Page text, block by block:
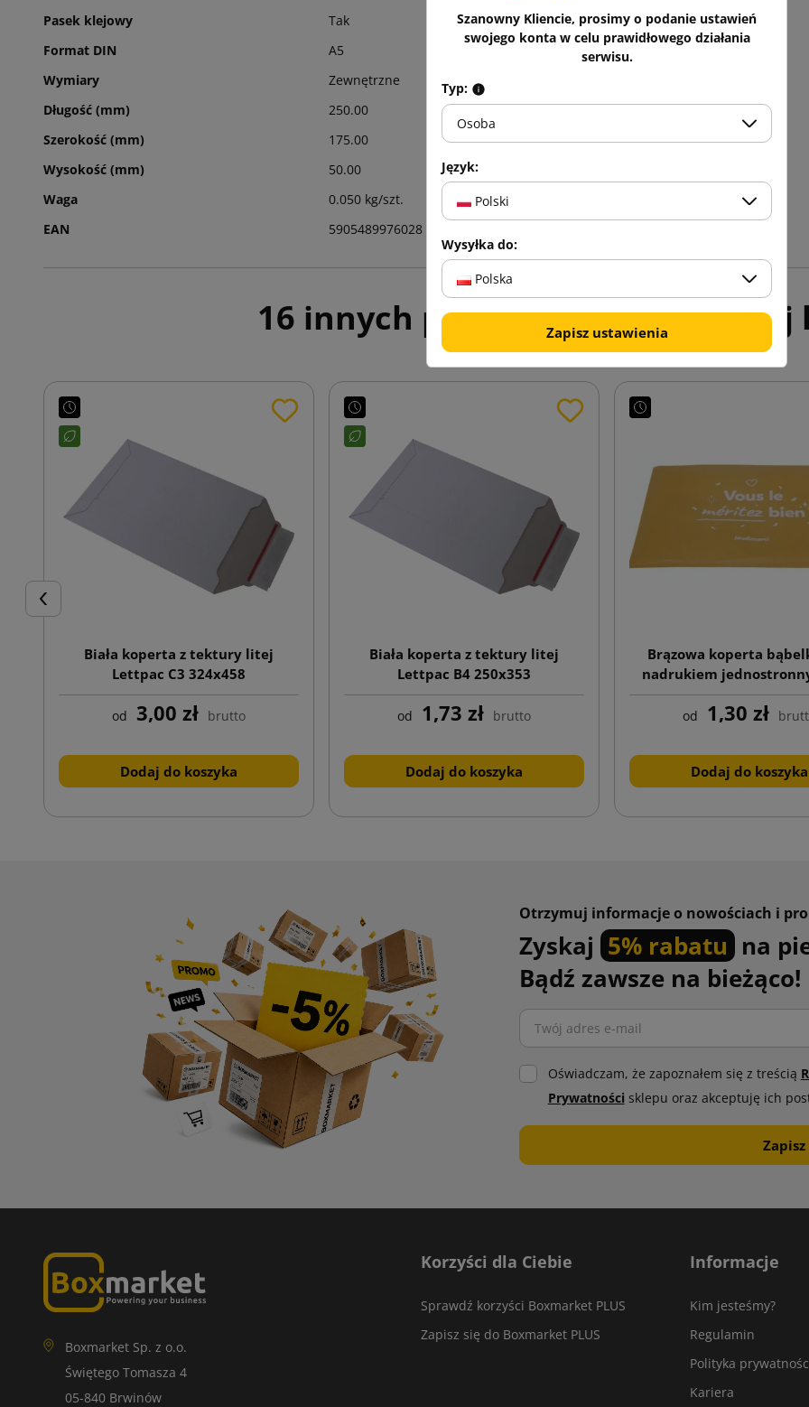
Pasek klejowy
Tak
Format DIN
A5
Wymiary
Zewnętrzne
Długość (mm)
250.00
Szerokość (mm)
175.00
Wysokość (mm)
50.00
Waga
0.050 kg/szt.
EAN
5905489976028
16 innych produktów w tej samej
Poprzedni
Biała koperta z tektury litej
Lettpac C3 324x458
od 3,00 zł brutto
Dodaj do koszyka
Biała koperta z tektury litej
Lettpac B4 250x353
od 1,73 zł brutto
Dodaj do koszyka
Brązowa koperta
nadrukiem
250x350
od 1,30 zł
Dodaj do koszyka
Otrzymuj informacje o nowościach i
Zyskaj 5% rabatu na
Bądź zawsze na bieżąco!
Oświadczam, że zapoznałem się z treścią
Prywatności sklepu oraz akceptuję ich
Boxmarket Sp. z o.o.
Świętego Tomasza 4
05-840 Brwinów
Korzyści dla Ciebie
Sprawdź korzyści Boxmarket PLUS
Zapisz się do Boxmarket PLUS
Informacje
Kim jesteśmy?
Regulamin
Polityka
Kariera
Szanowny Kliencie, prosimy o podanie ustawień
swojego konta w celu prawidłowego działania
serwisu.
Typ:
Osoba
Język:
Polski
Wysyłka do:
Polska
Zapisz ustawienia